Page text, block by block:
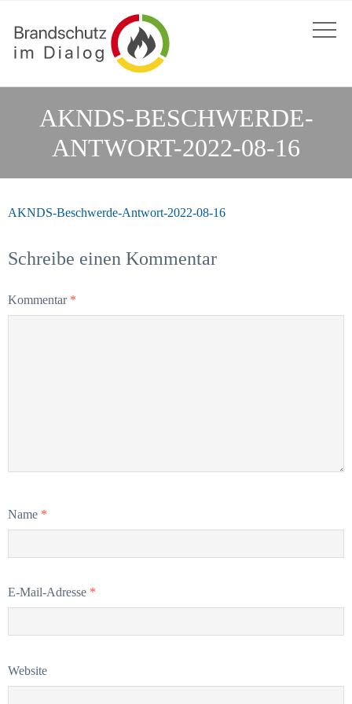
AKNDS-BESCHWERDE-
ANTWORT-2022-08-16
AKNDS-Beschwerde-Antwort-2022-08-16
Schreibe einen Kommentar
Kommentar *
Name *
E-Mail-Adresse *
Website